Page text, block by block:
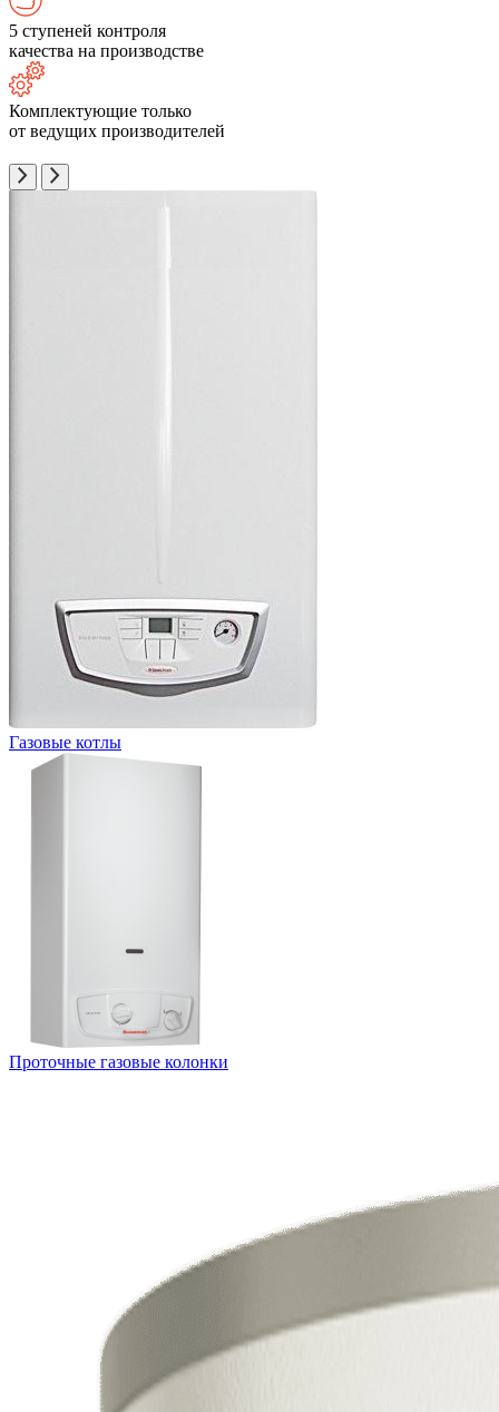
5 ступеней контроля
качества на производстве
Комплектующие только
от ведущих производителей
Газовые котлы
Проточные газовые колонки